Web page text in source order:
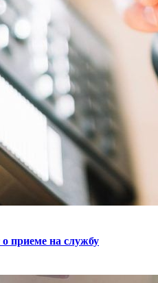
приеме на службу